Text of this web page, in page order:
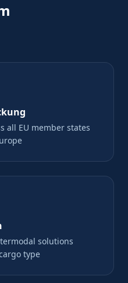
all EU member states
solutions
type